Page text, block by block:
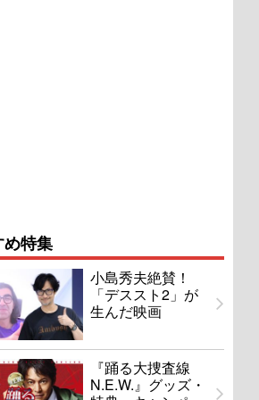
特集
小島秀夫絶賛！
「デススト2」が
生んだ映画
『踊る大捜査線
N.E.W.』グッズ・